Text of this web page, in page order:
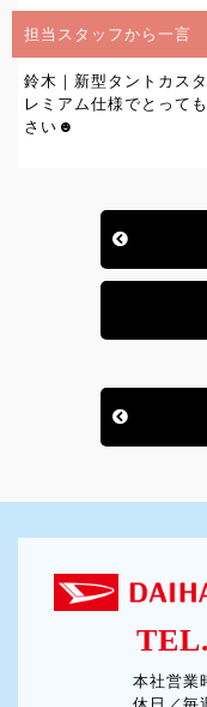
担当スタッフから一言
鈴木｜新型タントカス
レミアム仕様でとって
さい☻
本社営業